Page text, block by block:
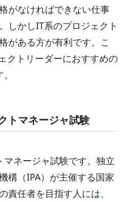
がなければできない仕事
しかしIT系のプロジェクト
がある方が有利です。こ
クトリーダーにおすすめの
マネージャ試験
ネージャ試験です。独立
構（IPA）が主催する国家
責任者を目指す人には、